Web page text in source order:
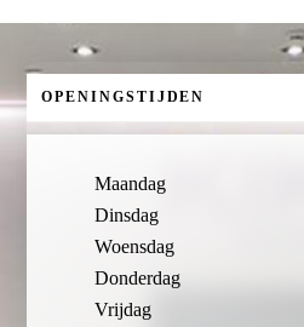
OPENINGSTIJDEN
Maandag
Dinsdag
Woensdag
Donderdag
Vrijdag